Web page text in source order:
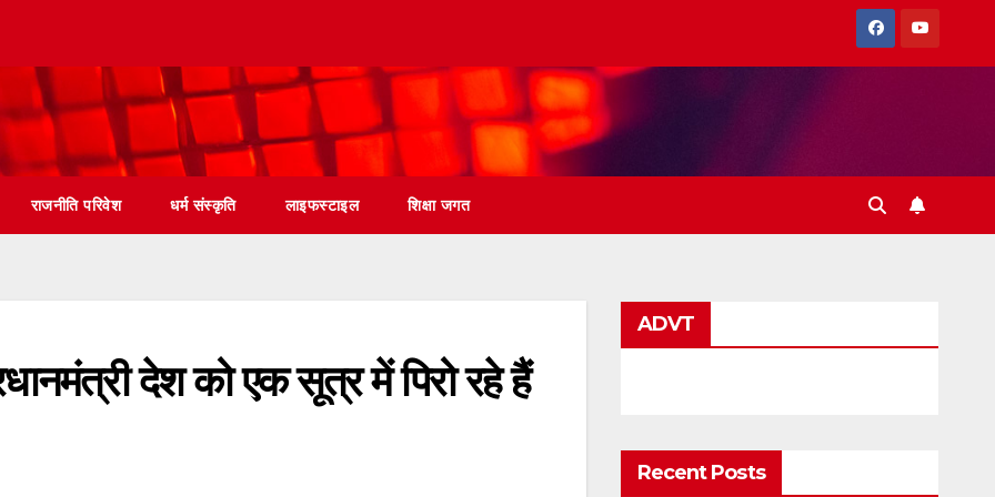
राजनीति परिवेश धर्म संस्कृति लाइफस्टाइल शिक्षा जगत
देश को एक सूत्र में पिरो रहे हैं
ADVT
Recent Posts